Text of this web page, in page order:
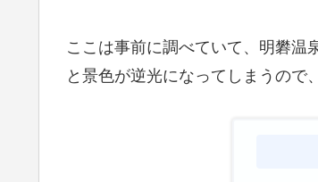
ここは事前に調べていて、明礬温
と景色が逆光になってしまうので